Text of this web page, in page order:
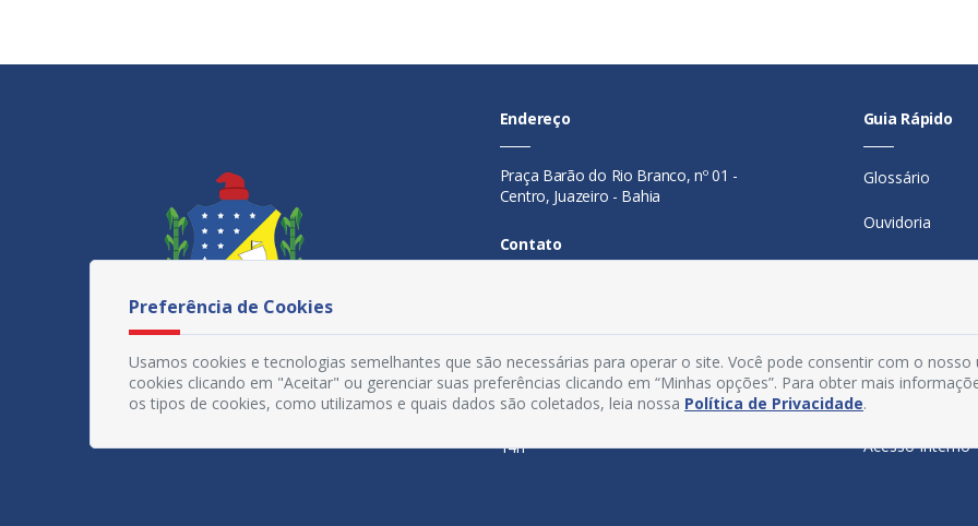
Endereço
Praça Barão do Rio Branco, nº 01 -
Centro, Juazeiro - Bahia
Contato
Horário De Funcionamento
14h
Guia Rápido
Glossário
Ouvidoria
Mapa do Site
Manual de
Acesso Interno
Preferência de Cookies
Usamos cookies e tecnologias semelhantes que são necessárias para operar o site. Você pode consentir com o nosso
cookies clicando em "Aceitar" ou gerenciar suas preferências clicando em “Minhas opções”. Para obter mais
os tipos de cookies, como utilizamos e quais dados são coletados, leia nossa Política de Privacidade.